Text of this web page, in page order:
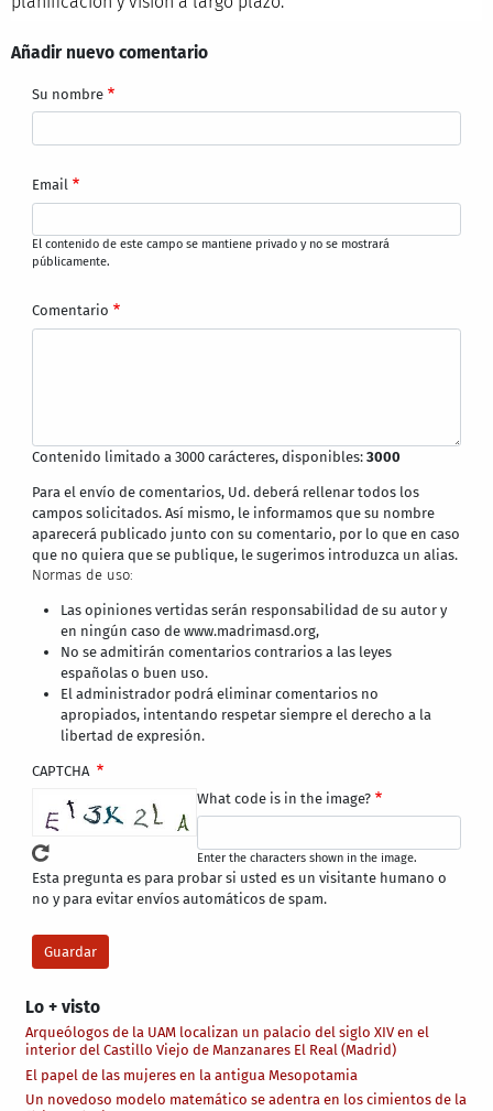
Lo + visto
Arqueólogos de la UAM localizan un palacio del siglo XIV en el
interior del Castillo Viejo de Manzanares El Real (Madrid)
El papel de las mujeres en la antigua Mesopotamia
Un novedoso modelo matemático se adentra en los cimientos de la
Añadir nuevo comentario
Su nombre
Email
El contenido de este campo se mantiene privado y no se mostrará
públicamente.
Comentario
Contenido limitado a 3000 carácteres, disponibles:3000
Para el envío de comentarios, Ud. deberá rellenar todos los
campos solicitados. Así mismo, le informamos que su nombre
aparecerá publicado junto con su comentario, por lo que en caso
que no quiera que se publique, le sugerimos introduzca un alias.
Normas de uso:
Las opiniones vertidas serán responsabilidad de su autor y
en ningún caso de www.madrimasd.org,
No se admitirán comentarios contrarios a las leyes
españolas o buen uso.
El administrador podrá eliminar comentarios no
apropiados, intentando respetar siempre el derecho a la
libertad de expresión.
CAPTCHA
What code is in the image?
Enter the characters shown in the image.
Esta pregunta es para probar si usted es un visitante humano o
no y para evitar envíos automáticos de spam.